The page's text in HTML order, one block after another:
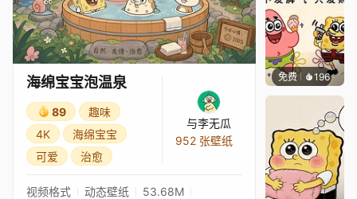
海绵宝宝泡温泉
89
趣味
4K
海绵宝宝
可爱
治愈
与李无瓜
952 张壁纸
视频格式 动态壁纸
53.68M
免费 196渔小小